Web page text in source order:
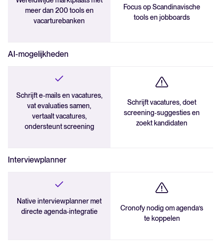
meer dan 200 tools en
vacarturebanken
Focus op Scandinavische
tools en jobboards
AI-mogelijkheden
Schrijft e‑mails en vacatures,
vat evaluaties samen,
vertaalt vacatures,
ondersteunt screening
Schrijft vacatures, doet
screening‑suggesties en
zoekt kandidaten
Interviewplanner
Native interviewplanner met
directe agenda‑integratie
Cronofy nodig om agenda’s
te koppelen